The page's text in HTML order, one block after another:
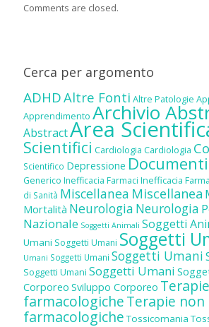
Comments are closed.
Cerca per argomento
ADHDAltre Fonti Altre Patologie
Apprendimento Archivio
AbstractArea
Scientifici Cardiologia Cardiologia
Scientifico Depressione Documenti
Generico Inefficacia Farmaci Inefficacia
di Sanità Miscellanea Miscellanea
Mortalità Neurologia Neurologia
Nazionale Soggetti Animali Soggetti
Umani Soggetti Umani Soggetti
Umani Soggetti Umani Soggetti Umani
Soggetti Umani Soggetti Umani
Corporeo Sviluppo Corporeo
farmacologicheTerapie non
farmacologiche Tossicomania